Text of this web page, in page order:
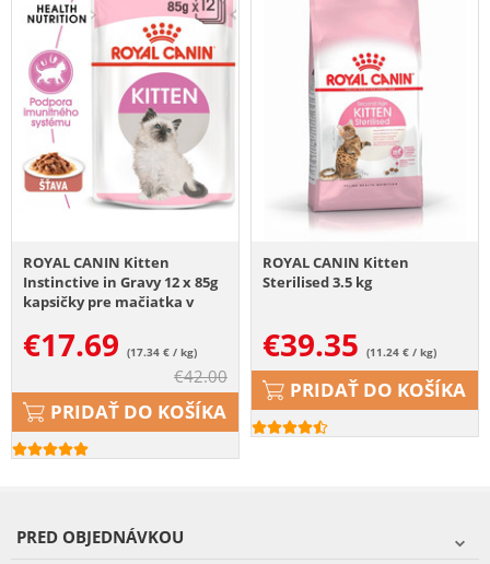
ROYAL CANIN Kitten
Instinctive in Gravy 12 x 85g
kapsičky pre mačiatka v
€17.69 (17.34 € / kg)
€42.00
PRIDAŤ DO KOŠÍKA
ROYAL CANIN Kitten
Sterilised 3.5 kg
€39.35 (11.24 € / kg)
PRIDAŤ DO KOŠÍKA
PRED OBJEDNÁVKOU